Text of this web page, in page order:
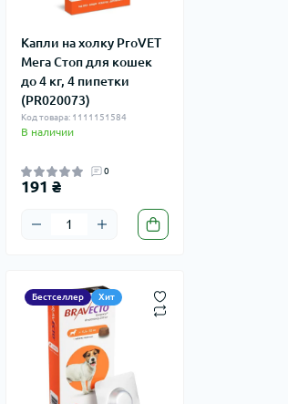
Капли на холку ProVET
Мега Стоп для кошек
до 4 кг, 4 пипетки
(PR020073)
Код товара: 1111151584
В наличии
0
191 ₴
Бестселлер Хит